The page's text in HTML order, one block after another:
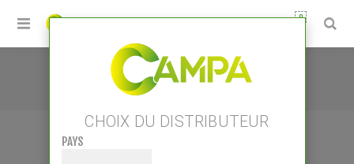
0
Accueil Matériels / Elevage
Bacs/Auges/Abreuvoirs
CHOIX DU DISTRIBUTEUR
PAYS